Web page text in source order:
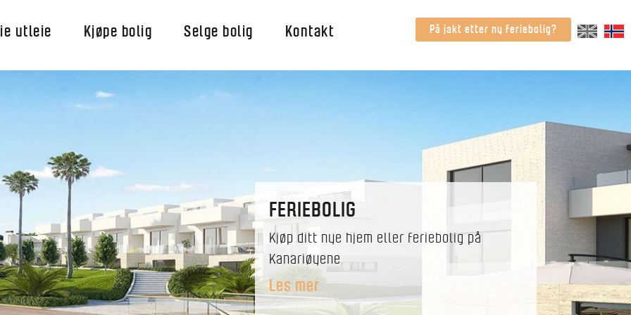
På jakt etter ny feriebolig?
utleie Kjøpe bolig Selge bolig Kontakt
FERIEBOLIG
Kjøp ditt nye hjem eller feriebolig på
Kanariøyene
Les mer